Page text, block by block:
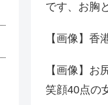
です、お胸
【画像】香
【画像】お
笑顔40点の